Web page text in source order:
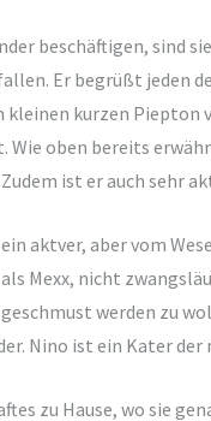
beschäftigen, sind
Er begrüßt jeden
kurzen
Wie oben bereits
ist er auch sehr
aktver, aber vom
Mexx, nicht
werden zu
Nino ist ein Kater
zu Hause, wo sie